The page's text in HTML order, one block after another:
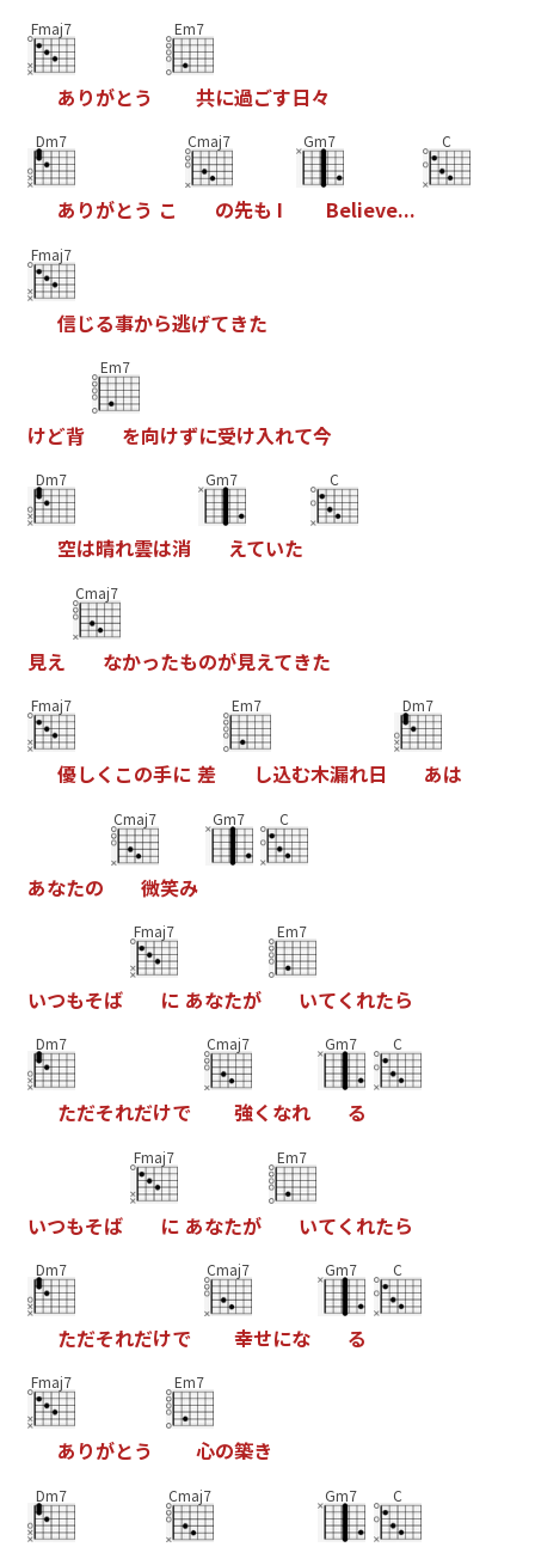
Fmaj7
あ りがとう
Em7
共に過ごす日々
Dm7
あ りがとう こ
Cmaj7
の先も I
Gm7
Believe...
C
Fmaj7
信じる事から逃げてきた
けど背
Em7
を向けずに受け入れて今
Dm7
空は晴れ雲は消
Gm7
えていた
C
見え
Cmaj7
なかったものが見えてきた
Fmaj7
優しく この手に 差
Em7
し込む木漏れ日
Dm7
あは
あなたの
Cmaj7
微笑み
Gm7 C
いつもそば
Fmaj7
に あなたが
Em7
いてく れたら
Dm7
ただそれだけで
Cmaj7
強く なれ
Gm7
る
C
いつもそば
Fmaj7
に あなたが
Em7
いてく れたら
Dm7
ただそれだけで
Cmaj7
幸せにな
Gm7
る
C
Fmaj7
あ りがとう
Em7
心の築き
Dm7 Cmaj7 Gm7 C